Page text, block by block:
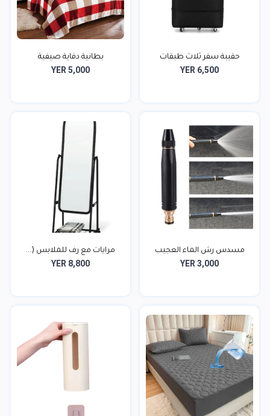
حقيبة سفر ثلاث طبقات
YER 6,500
بطانية دفاية صيفية
YER 5,000
مسدس رش الماء العجيب
YER 3,000
مرايات مع رف للملابس (...
YER 8,800